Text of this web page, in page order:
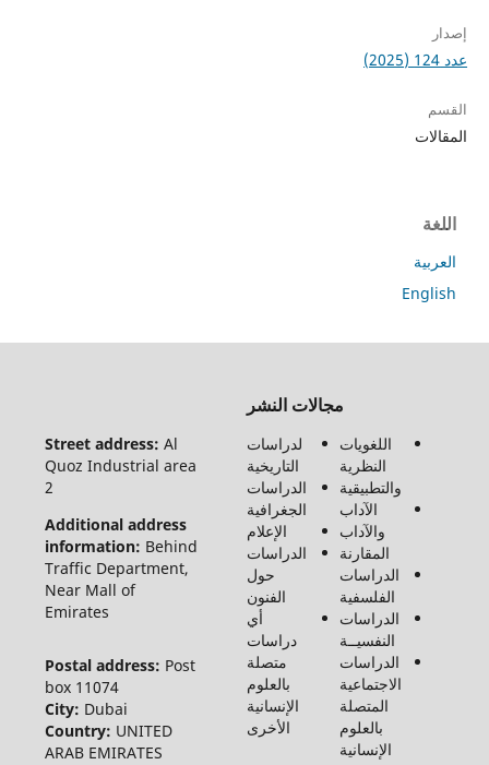
مجالات النشر
اللغويات
الآداب
الدراسات
الدراسات
الدراسات
لدراسات
التاريخية
الدراسات
الجغرافية
الإعلام
الدراسات
حول
الفنون
أي
دراسات
متصلة
بالعلوم
الإنسانية
الأخرى
Street address:
Quoz Industrial area
Additional address
information:
Behind
Traffic Department,
Near Mall of
Postal address:
Post
box 11074
City:
Country:
ARAB EMIRATES
لـ مجلة
الإنسانيات
والاجتماع
©2026